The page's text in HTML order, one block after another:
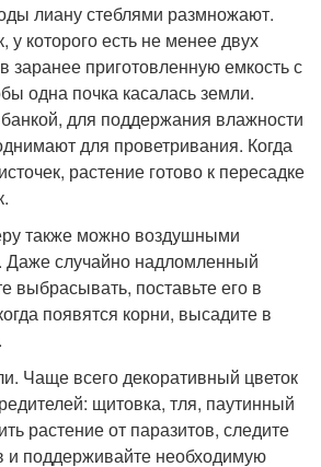
лиану стеблями размножают.
которого есть не менее двух
заранее приготовленную емкость с
одна почка касалась земли.
для поддержания влажности
для проветривания. Когда
растение готово к пересадке
также можно воздушными
Даже случайно надломленный
выбрасывать, поставьте его в
появятся корни, высадите в
Чаще всего декоративный цветок
щитовка, тля, паутинный
растение от паразитов, следите
и поддерживайте необходимую